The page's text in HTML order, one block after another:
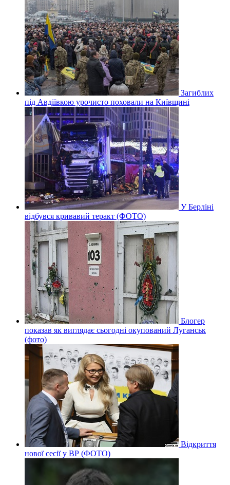
Загиблих
під Авдіївкою урочисто поховали на Київщині
У Берліні
відбувся кривавий теракт (ФОТО)
Блогер
показав як виглядає сьогодні окупований Луганськ
(фото)
Відкриття
нової сесії у ВР (ФОТО)